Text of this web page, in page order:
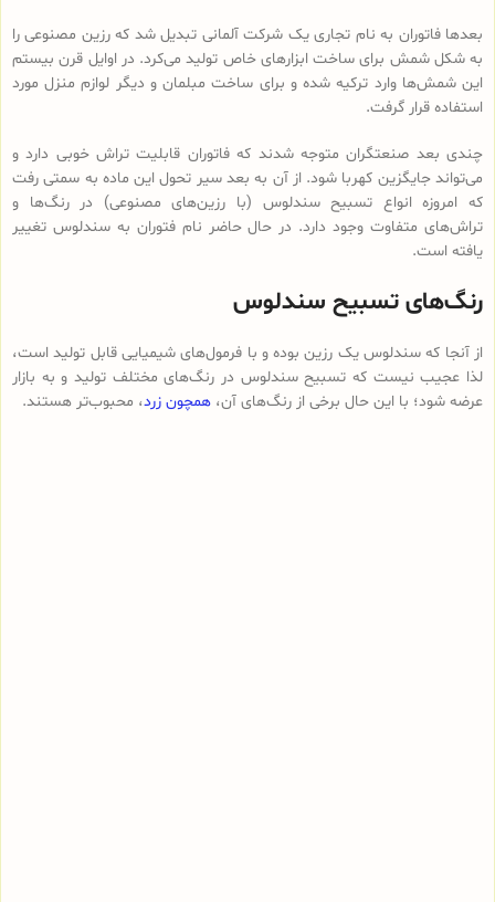
بعدها فاتوران به نام تجاری یک شرکت آلمانی تبدیل شد که رزین مصنوعی را
به شکل شمش برای ساخت ابزارهای خاص تولید می‌کرد. در اوایل قرن بیستم
این شمش‌ها وارد ترکیه شده و برای ساخت مبلمان و دیگر لوازم منزل مورد
استفاده قرار گرفت.
چندی بعد صنعتگران متوجه شدند که فاتوران قابلیت تراش خوبی دارد و
می‌تواند جایگزین کهربا شود. از آن به بعد سیر تحول این ماده به سمتی رفت
که امروزه انواع تسبیح‌ سندلوس (با رزین‌های مصنوعی) در رنگ‌ها و
تراش‌های متفاوت وجود دارد. در حال حاضر نام فتوران به سندلوس تغییر
یافته است.
رنگ‌های تسبیح سندلوس
از آنجا که سندلوس یک رزین بوده و با فرمول‌های شیمیایی قابل تولید است،
لذا عجیب نیست که تسبیح سندلوس در رنگ‌های مختلف تولید و به بازار
عرضه شود؛ با این حال برخی از رنگ‌های آن، همچون زرد، محبوب‌تر هستند.